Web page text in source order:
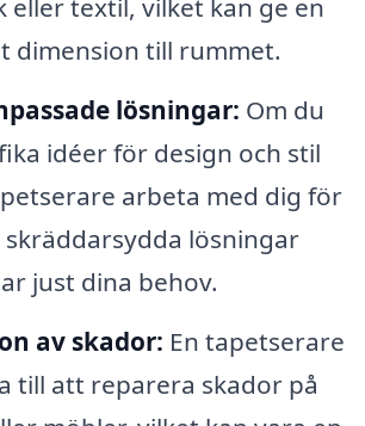
eller textil, vilket kan ge en
dimension till rummet.
lösningar: Om du
idéer för design och stil
arbeta med dig för
lösningar
just dina behov.
av skador: En tapetserare
till att reparera skador på